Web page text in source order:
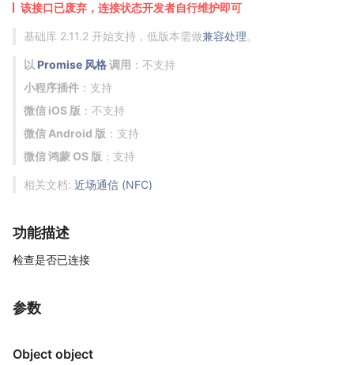
该接口已废弃，连接状态开发者自行维护即可
基础库 2.11.2 开始支持，低版本需做兼容处理。
以 Promise 风格调用 ：不支持
小程序插件 ：支持
微信 iOS 版 ：不支持
微信 Android 版 ：支持
微信 鸿蒙 OS 版 ：支持
相关文档: 近场通信 (NFC)
功能描述
检查是否已连接
参数
Object object